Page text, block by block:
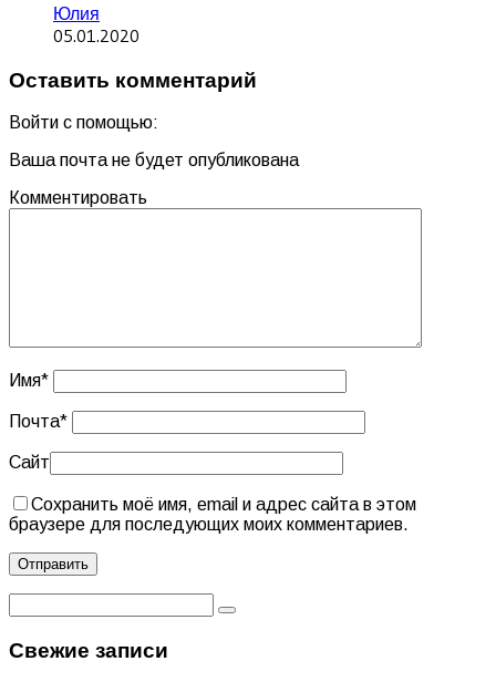
Юлия
05.01.2020
Оставить комментарий
Войти с помощью:
Ваша почта не будет опубликована
Комментировать
Имя*
Почта*
Сайт
Сохранить моё имя, email и адрес сайта в этом
браузере для последующих моих комментариев.
Свежие записи